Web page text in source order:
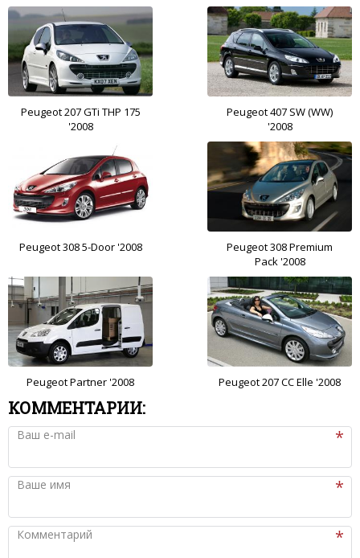
Peugeot 207 GTi THP 175
'2008
Peugeot 407 SW (WW)
'2008
Peugeot 308 5-Door '2008
Peugeot 308 Premium
Pack '2008
Peugeot Partner '2008 Peugeot 207 CC Elle '2008
КОММЕНТАРИИ:
Ваш e-mail
Ваше имя
Комментарий